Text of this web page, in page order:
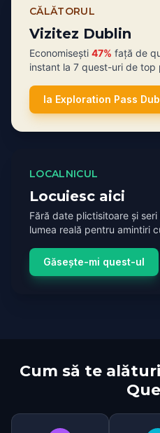
CĂLĂTORUL
Vizitez Dublin
Economisești 47% față de
instant la 7 quest-uri de top
Ia Exploration Pass
LOCALNICUL
Locuiesc aici
Fără date plictisitoare și
lumea reală pentru amintiri
Găsește-mi quest-ul
Cum să te